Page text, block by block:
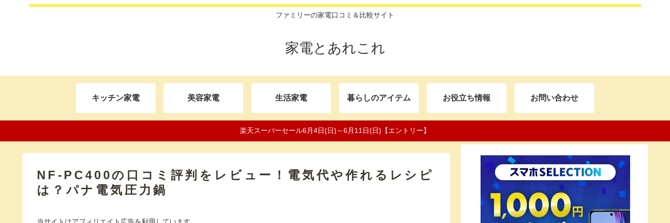
ファミリーの家電口コミ＆比較サイト
家電とあれこれ
キッチン家電 美容家電 生活家電 暮らしのアイテム お役立ち情報 お問い合わせ
楽天スーパーセール6月4日(日)～6月11日(日)【エントリー】
NF-PC400の口コミ評判をレビュー！電気代や作れるレシピ
は？パナ電気圧力鍋